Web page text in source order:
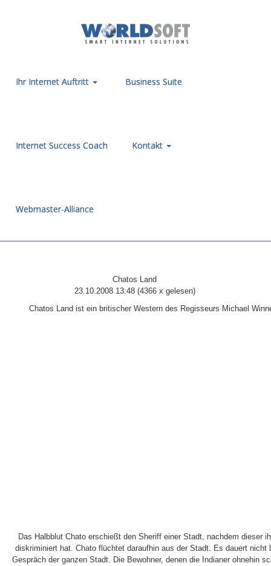
Ihr Internet Auftritt Business Suite
Internet Success Coach Kontakt
Webmaster-Alliance
Chatos Land
23.10.2008 13:48(4366 x gelesen)
Chatos Land ist ein britischer Western des Regisseurs Michael
Das Halbblut Chato erschießt den Sheriff einer Stadt, nachdem dieser
diskriminiert hat. Chato flüchtet daraufhin aus der Stadt. Es dauert nicht
Gespräch der ganzen Stadt. Die Bewohner, denen die Indianer ohnehin